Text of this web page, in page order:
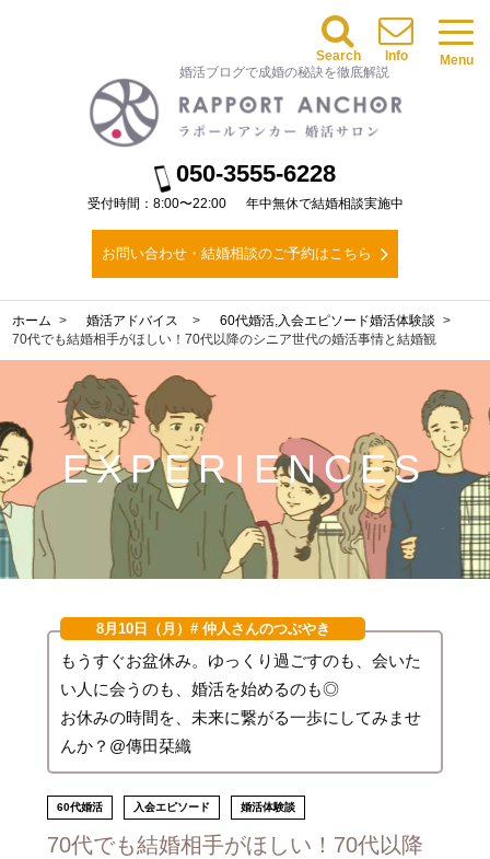
婚活ブログで成婚の秘訣を徹底解説
050-3555-6228
受付時間：8:00〜22:00 年中無休で結婚相談実施中
お問い合わせ・結婚相談のご予約はこちら
Menu
Info
Search
ホーム 婚活アドバイス 60代婚活,入会エピソード婚活体験談
70代でも結婚相手がほしい！70代以降のシニア世代の婚活事情と結婚観
EXPERIENCES
8月10日（月） # 仲人さんのつぶやき
もうすぐお盆休み。ゆっくり過ごすのも、会いた
い人に会うのも、婚活を始めるのも◎
お休みの時間を、未来に繋がる一歩にしてみませ
んか？@傳田栞織
60代婚活 入会エピソード 婚活体験談
70代でも結婚相手がほしい！70代以降